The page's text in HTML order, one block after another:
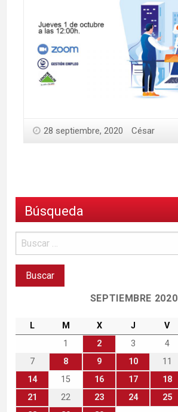
28 septiembre, 2020 César
Búsqueda
SEPTIEMBRE 2020
L M X J V
1
2 3 4
7
8 9 10 11
14
15 16 17 18
21
22 23 24 25